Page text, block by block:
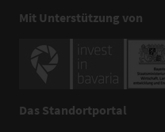
Mit Unterstützung von
Das Standortportal